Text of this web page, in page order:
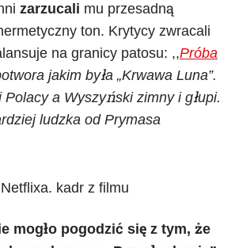
zarzucali mu przesadną
ton. Krytycy zwracali
na granicy patosu: ,,Próba
jakim była „Krwawa Luna”.
a Wyszyński zimny i głupi.
ludzka od Prymasa
mogło pogodzić się z tym, że